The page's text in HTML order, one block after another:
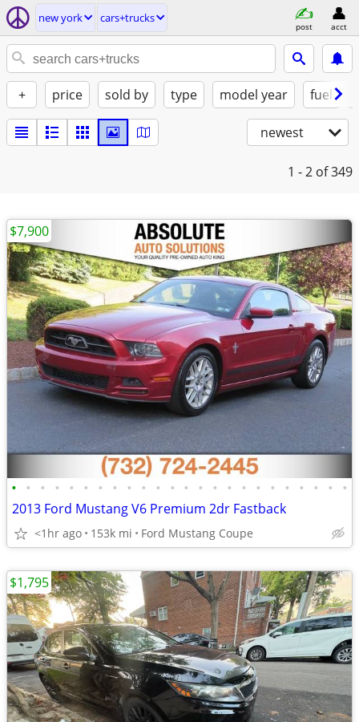
new york cars+trucks
post acct
+ price sold by type model year fuel
newest
1 - 2 of 349
• • • • • • • • • • • • • • • • • • • • • • • •
2013 Ford Mustang V6 Premium 2dr Fastback
<1hr ago 153k mi Ford Mustang Coupe
$7,900
$1,795